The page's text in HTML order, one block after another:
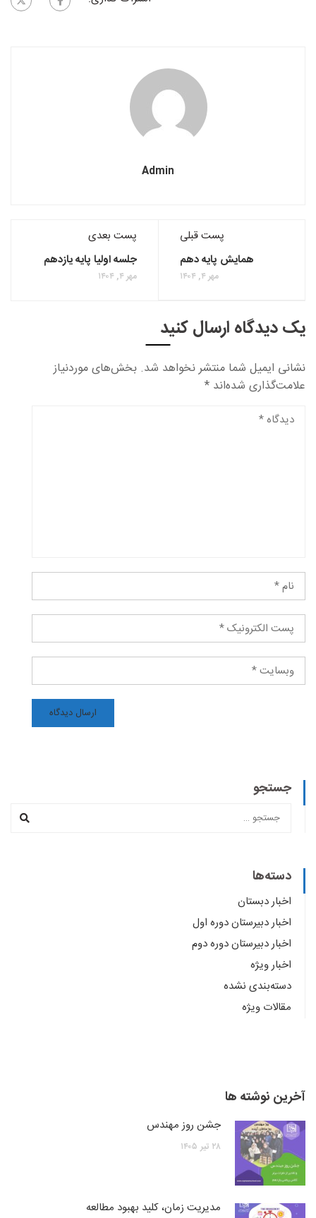
Admin
پست قبلی
همایش پایه دهم
مهر ۴, ۱۴۰۴
پست بعدی
جلسه اولیا پایه یازدهم
مهر ۴, ۱۴۰۴
یک دیدگاه ارسال کنید
نشانی ایمیل شما منتشر نخواهد شد. بخش‌های موردنیاز
علامت‌گذاری شده‌اند *
جستجو
دسته‌ها
اخبار دبستان
اخبار دبیرستان دوره اول
اخبار دبیرستان دوره دوم
اخبار ویژه
دسته‌بندی نشده
مقالات ویژه
آخرین نوشته ها
جشن روز مهندس
۲۸ تیر ۱۴۰۵
مدیریت زمان، کلید بهبود مطالعه